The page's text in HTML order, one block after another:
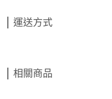
運送方式
相關商品